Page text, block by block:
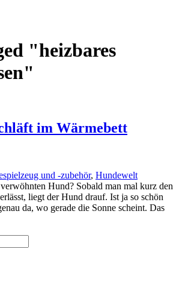
"heizbares
im Wärmebett
und -zubehör, Hundewelt
Hund? Sobald man mal kurz den
liegt der Hund drauf. Ist ja so schön
da, wo gerade die Sonne scheint. Das